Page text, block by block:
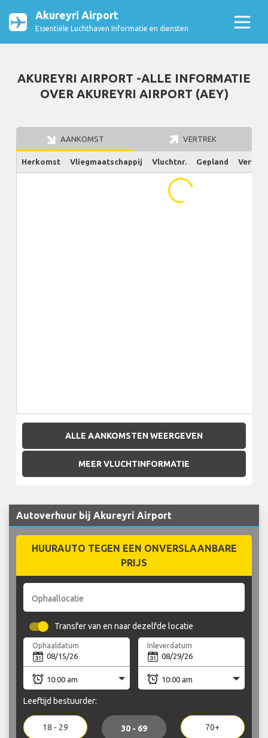
Akureyri Airport
Essentiële Luchthaven Informatie en diensten
AKUREYRI AIRPORT -ALLE INFORMATIE
OVER AKUREYRI AIRPORT (AEY)
AANKOMST VERTREK
Herkomst Vliegmaatschappij Vluchtnr. Gepland Verw./
...
ALLE AANKOMSTEN WEERGEVEN
MEER VLUCHTINFORMATIE
Autoverhuur bij Akureyri Airport
HUURAUTO TEGEN EEN ONVERSLAANBARE
PRIJS
Ophaallocatie
Transfer van en naar dezelfde locatie
Ophaaldatum Inleverdatum
Leeftijd bestuurder:
18 - 29 30 - 69 70+